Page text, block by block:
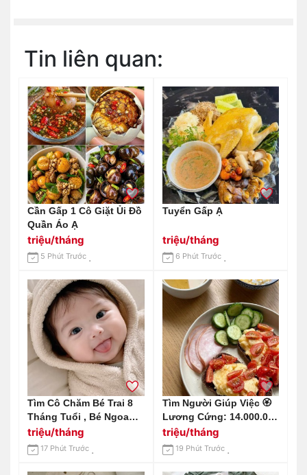
Tin liên quan:
Cần Gấp 1 Cô Giặt Ủi Đồ
Quần Áo Ạ
triệu/tháng
5 Phút Trước
Tuyển Gấp Ạ
triệu/tháng
6 Phút Trước
Tìm Cô Chăm Bé Trai 8
Tháng Tuổi , Bé Ngoan
Và Ít Quấy Khóc Ở Quận
7
triệu/tháng
17 Phút Trước
Tìm Người Giúp Việc 🏵
Lương Cứng: 14.000.000
Vnđ/tháng.
triệu/tháng
19 Phút Trước